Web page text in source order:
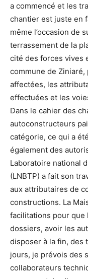
a commencé et les
chantier est juste en
même l’occasion de
terrassement de la
cité des forces vives
commune de
affectées, les
effectuées et les
Dans le cahier des
autoconstructeurs
catégorie, ce qui a
également des
Laboratoire national
(LNBTP) a fait son
aux attributaires de
constructions. La
facilitations pour que
dossiers, avoir les
disposer à la fin, des
jours, je prévois des
collaborateurs